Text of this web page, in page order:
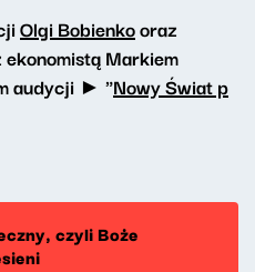
Olgi Bobienkooraz
ekonomistą Markiem
audycji ► "Nowy Świat p
czyli Boże